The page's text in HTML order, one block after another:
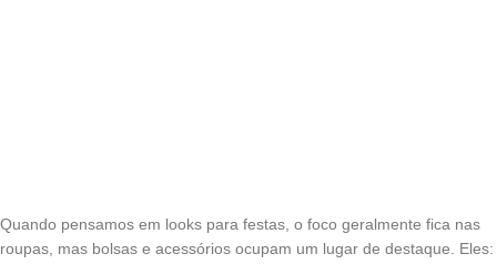
Quando pensamos em looks para festas, o foco geralmente fica nas
roupas, mas bolsas e acessórios ocupam um lugar de destaque. Eles: